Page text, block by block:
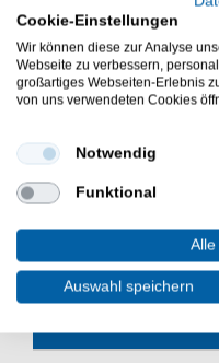
Länge: 200cm
Hakengrößen:
Zwei
Geeignet für
Montagen
Günstig Adrenalin Cat
online kaufen & sparen.
Wallerangeln. - HIER
Unterwasserpose
Cookie-Einstellungen
Wir können diese zur Analyse
Webseite zu verbessern,
großartiges Webseiten-Erlebnis
von uns verwendeten Cookies
Notwendig
Funktional
Auswahl speichern